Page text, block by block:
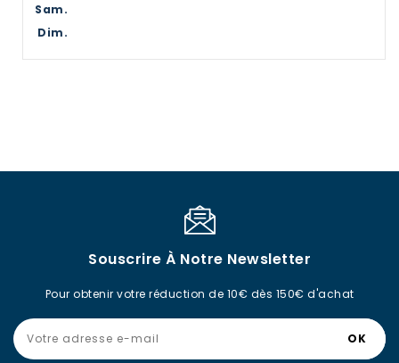
Sam.
Dim.
Souscrire À Notre Newsletter
Pour obtenir votre réduction de 10€ dès 150€ d'achat